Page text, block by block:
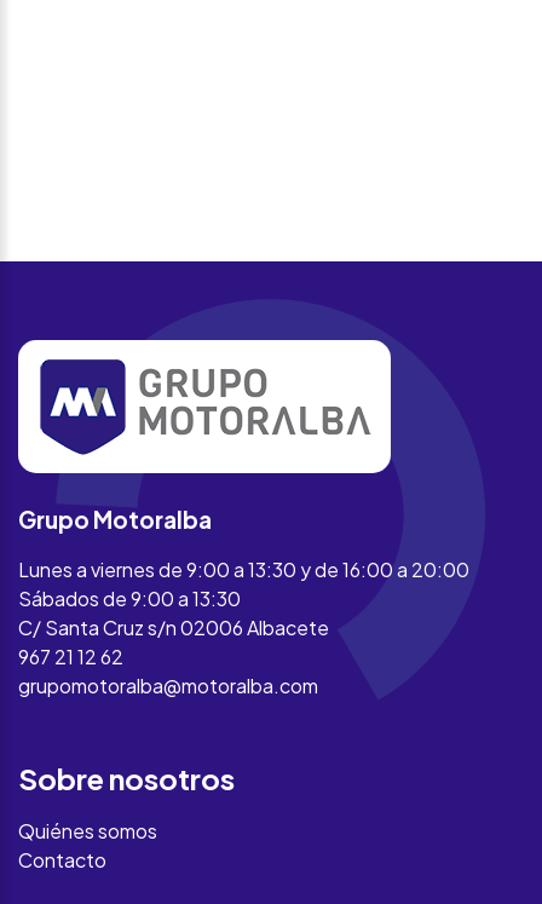
Grupo Motoralba
Lunes a viernes de 9:00 a 13:30 y de 16:00 a 20:00
Sábados de 9:00 a 13:30
C/ Santa Cruz s/n 02006 Albacete
967 21 12 62
grupomotoralba@motoralba.com
Sobre nosotros
Quiénes somos
Contacto